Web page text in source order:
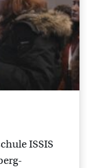
ISSIS